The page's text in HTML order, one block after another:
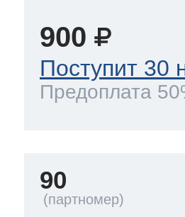
900
Поступит 30
Предоплата
90